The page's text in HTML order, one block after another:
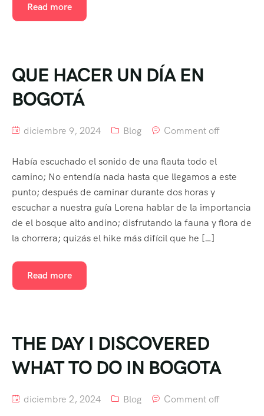
Read more
QUE HACER UN DÍA EN
BOGOTÁ
diciembre 9, 2024 Blog Comment off
Había escuchado el sonido de una flauta todo el
camino; No entendía nada hasta que llegamos a este
punto; después de caminar durante dos horas y
escuchar a nuestra guía Lorena hablar de la importancia
de el bosque alto andino; disfrutando la fauna y flora de
la chorrera; quizás el hike más difícil que he […]
Read more
THE DAY I DISCOVERED
WHAT TO DO IN BOGOTA
diciembre 2, 2024 Blog Comment off